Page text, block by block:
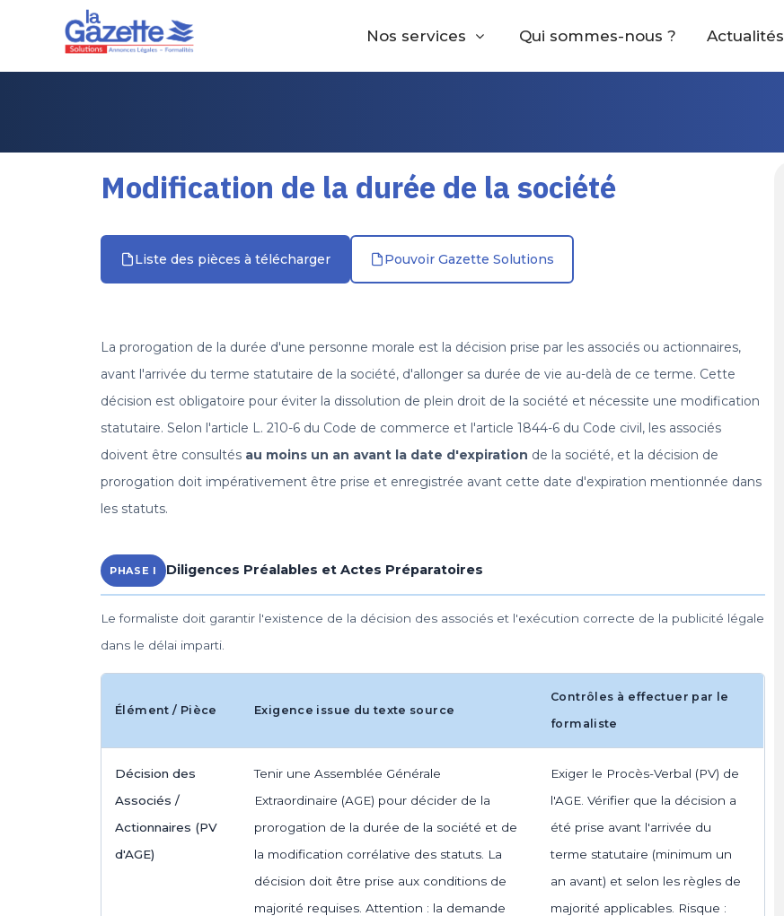
Nos services Qui sommes-nous ? Actualités
Modification de la durée de la société
Liste des pièces à télécharger Pouvoir Gazette Solutions
La prorogation de la durée d'une personne morale est la décision prise par les associés ou actionnaires,
avant l'arrivée du terme statutaire de la société, d'allonger sa durée de vie au-delà de ce terme. Cette
décision est obligatoire pour éviter la dissolution de plein droit de la société et nécessite une modification
statutaire. Selon l'article L. 210-6 du Code de commerce et l'article 1844-6 du Code civil, les associés
doivent être consultés au moins un an avant la date d'expiration de la société, et la décision de
prorogation doit impérativement être prise et enregistrée avant cette date d'expiration mentionnée dans
les statuts.
PHASE I Diligences Préalables et Actes Préparatoires
Le formaliste doit garantir l'existence de la décision des associés et l'exécution correcte de la publicité légale
dans le délai imparti.
Élément / Pièce Exigence issue du texte source
Contrôles à effectuer par le
formaliste
Décision des
Associés /
Actionnaires (PV
d'AGE)
Tenir une Assemblée Générale
Extraordinaire (AGE) pour décider de la
prorogation de la durée de la société et de
la modification corrélative des statuts. La
décision doit être prise aux conditions de
majorité requises. Attention : la demande
Exiger le Procès-Verbal (PV) de
l'AGE. Vérifier que la décision a
été prise avant l'arrivée du
terme statutaire (minimum un
an avant) et selon les règles de
majorité applicables. Risque :